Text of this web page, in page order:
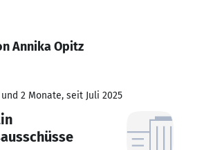
Annika Opitz
und 2 Monate, seit Juli 2025